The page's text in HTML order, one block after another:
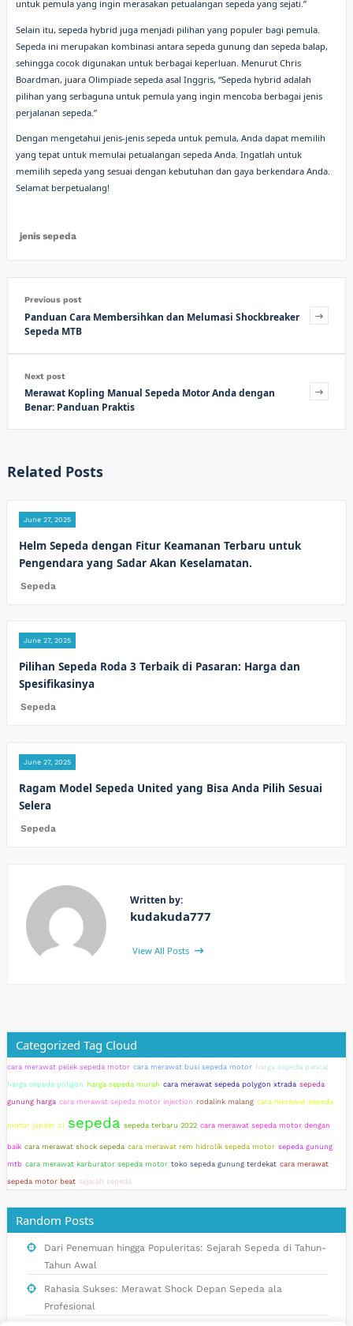
untuk pemula yang ingin merasakan petualangan sepeda yang sejati.”
Selain itu, sepeda hybrid juga menjadi pilihan yang populer bagi pemula.
Sepeda ini merupakan kombinasi antara sepeda gunung dan sepeda balap,
sehingga cocok digunakan untuk berbagai keperluan. Menurut Chris
Boardman, juara Olimpiade sepeda asal Inggris, “Sepeda hybrid adalah
pilihan yang serbaguna untuk pemula yang ingin mencoba berbagai jenis
perjalanan sepeda.”
Dengan mengetahui jenis-jenis sepeda untuk pemula, Anda dapat memilih
yang tepat untuk memulai petualangan sepeda Anda. Ingatlah untuk
memilih sepeda yang sesuai dengan kebutuhan dan gaya berkendara Anda.
Selamat berpetualang!
jenis sepeda
Previous post
Panduan Cara Membersihkan dan Melumasi Shockbreaker
Sepeda MTB
Next post
Merawat Kopling Manual Sepeda Motor Anda dengan
Benar: Panduan Praktis
Related Posts
June 27, 2025
Helm Sepeda dengan Fitur Keamanan Terbaru untuk
Pengendara yang Sadar Akan Keselamatan.
Sepeda
June 27, 2025
Pilihan Sepeda Roda 3 Terbaik di Pasaran: Harga dan
Spesifikasinya
Sepeda
June 27, 2025
Ragam Model Sepeda United yang Bisa Anda Pilih Sesuai
Selera
Sepeda
Written by:
kudakuda777
View All Posts
Categorized Tag Cloud
cara merawat pelek sepeda motor cara merawat busi sepeda motor harga sepeda pancal
harga sepeda poligon harga sepeda murah cara merawat sepeda polygon xtrada sepeda
gunung harga cara merawat sepeda motor injection rodalink malang cara merawat sepeda
motor jupiter z1 sepeda sepeda terbaru 2022 cara merawat sepeda motor dengan
baik cara merawat shock sepeda cara merawat rem hidrolik sepeda motor sepeda gunung
mtb cara merawat karburator sepeda motor toko sepeda gunung terdekat cara merawat
sepeda motor beat sejarah sepeda
Random Posts
Dari Penemuan hingga Populeritas: Sejarah Sepeda di Tahun-
Tahun Awal
Rahasia Sukses: Merawat Shock Depan Sepeda ala
Profesional